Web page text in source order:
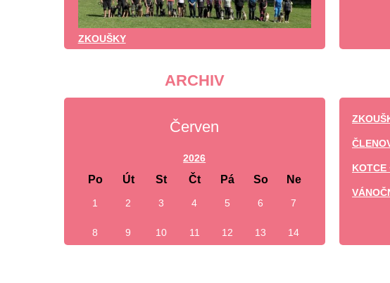
ZKOUŠKY
ARCHIV
Červen
2026
Po Út St Čt Pá So Ne
1 2 3 4 5 6 7
8 9 10 11 12 13 14
KOTCE